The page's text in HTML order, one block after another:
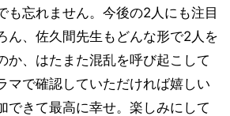
も忘れません。今後の2人にも注目
ん、佐久間先生もどんな形で2人を
か、はたまた混乱を呼び起こして
マで確認していただければ嬉しい
できて最高に幸せ。楽しみにして